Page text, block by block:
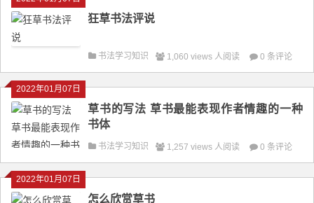
狂草书法评说
书法学习知识 1,060 views 人阅读 0 条评论
2022年01月07日
草书的写法 草书最能表现作者情趣的一种
书体
书法学习知识 1,257 views 人阅读 0 条评论
2022年01月07日
怎么欣赏草书